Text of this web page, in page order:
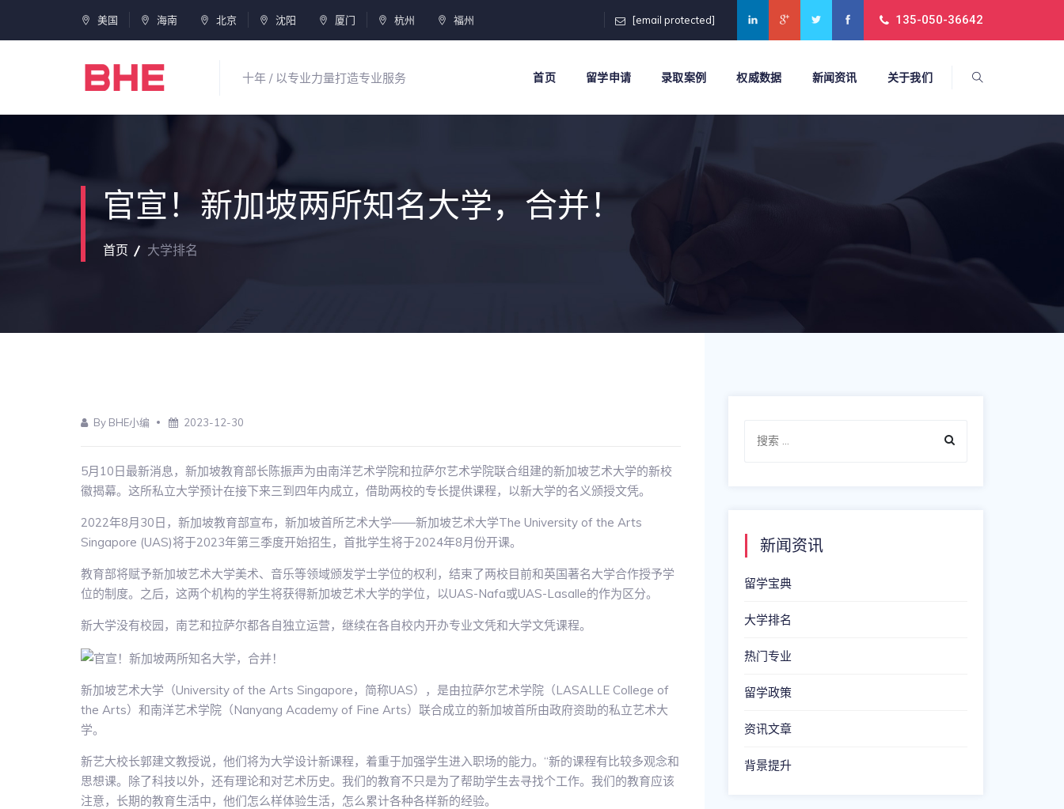
美国 海南 北京 沈阳 厦门 杭州 福州 [email protected] 135-050-36642
十年 / 以专业力量打造专业服务 首页 留学申请 录取案例 权威数据 新闻资讯 关于我们
官宣！新加坡两所知名大学，合并！
首页 大学排名
By BHE小编 2023-12-30
5月10日最新消息，新加坡教育部长陈振声为由南洋艺术学院和拉萨尔艺术学院联合组建的新加坡艺术大学的新校
徽揭幕。这所私立大学预计在接下来三到四年内成立，借助两校的专长提供课程，以新大学的名义颁授文凭。
2022年8月30日，新加坡教育部宣布，新加坡首所艺术大学――新加坡艺术大学The University of the Arts
Singapore (UAS)将于2023年第三季度开始招生，首批学生将于2024年8月份开课。
教育部将赋予新加坡艺术大学美术、音乐等领域颁发学士学位的权利，结束了两校目前和英国著名大学合作授予学
位的制度。之后，这两个机构的学生将获得新加坡艺术大学的学位，以UAS-Nafa或UAS-Lasalle的作为区分。
新大学没有校园，南艺和拉萨尔都各自独立运营，继续在各自校内开办专业文凭和大学文凭课程。
新加坡艺术大学（University of the Arts Singapore，简称UAS），是由拉萨尔艺术学院（LASALLE College of
the Arts）和南洋艺术学院（Nanyang Academy of Fine Arts）联合成立的新加坡首所由政府资助的私立艺术大
学。
新艺大校长郭建文教授说，他们将为大学设计新课程，着重于加强学生进入职场的能力。“新的课程有比较多观念和
思想课。除了科技以外，还有理论和对艺术历史。我们的教育不只是为了帮助学生去寻找个工作。我们的教育应该
注意，长期的教育生活中，他们怎么样体验生活，怎么累计各种各样新的经验。
新闻资讯
留学宝典
大学排名
热门专业
留学政策
资讯文章
背景提升